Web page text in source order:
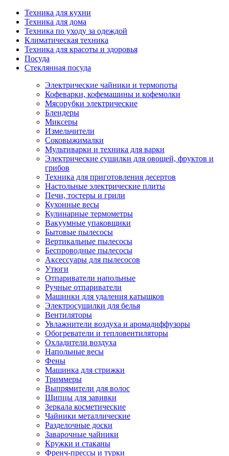
Техника для кухни
Техника для дома
Техника по уходу за одеждой
Климатическая техника
Техника для красоты и здоровья
Посуда
Стеклянная посуда
Электрические чайники и термопоты
Кофеварки, кофемашины и кофемолки
Мясорубки электрические
Блендеры
Миксеры
Измельчители
Соковыжималки
Мультиварки и техника для варки
Электрические сушилки для овощей, фруктов и
грибов
Техника для приготовления десертов
Настольные электрические плиты
Печи, тостеры и грили
Кухонные весы
Кулинарные термометры
Вакуумные упаковщики
Бытовые пылесосы
Вертикальные пылесосы
Беспроводные пылесосы
Аксессуары для пылесосов
Утюги
Отпариватели напольные
Ручные отпариватели
Машинки для удаления катышков
Электросушилки для белья
Вентиляторы
Увлажнители воздуха и аромадиффузоры
Обогреватели и тепловентиляторы
Охладители воздуха
Напольные весы
Фены
Машинка для стрижки
Триммеры
Выпрямители для волос
Щипцы для завивки
Зеркала косметические
Чайники металлические
Разделочные доски
Заварочные чайники
Кружки и стаканы
Френч-прессы и турки